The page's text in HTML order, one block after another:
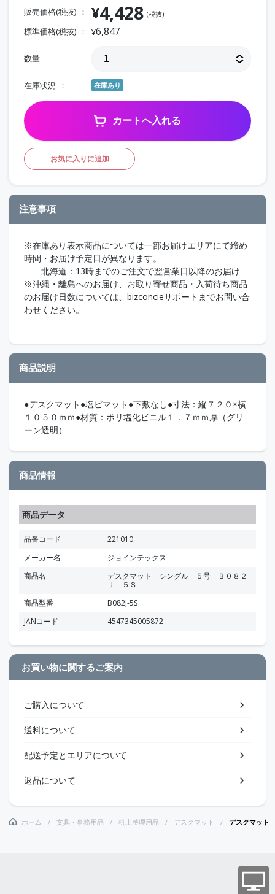
販売価格(税抜) ¥4,428 (税抜)
標準価格(税抜) ¥6,847
数量
在庫状況 在庫あり
カートへ入れる
お気に入りに追加
注意事項
※在庫あり表示商品については一部お届けエリアにて締め
時間・お届け予定日が異なります。
北海道：13時までのご注文で翌営業日以降のお届け
※沖縄・離島へのお届け、お取り寄せ商品・入荷待ち商品
のお届け日数については、bizconcieサポートまでお問い合
わせください。
商品説明
●デスクマット●塩ビマット●下敷なし●寸法：縦７２０×横
１０５０ｍｍ●材質：ポリ塩化ビニル１．７ｍｍ厚（グリ
ーン透明）
商品情報
商品データ
品番コード
221010
メーカー名
ジョインテックス
商品名
デスクマット シングル ５号 Ｂ０８２
Ｊ－５Ｓ
商品型番
B082J-5S
JANコード
4547345005872
お買い物に関するご案内
ご購入について
送料について
配送予定とエリアについて
返品について
ホーム 文具・事務用品 机上整理用品 デスクマット デスクマッ